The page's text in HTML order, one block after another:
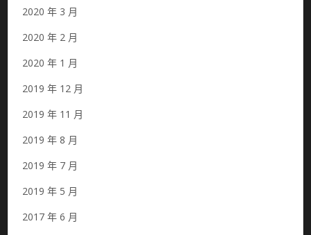
2020 年 3 月
2020 年 2 月
2020 年 1 月
2019 年 12 月
2019 年 11 月
2019 年 8 月
2019 年 7 月
2019 年 5 月
2017 年 6 月